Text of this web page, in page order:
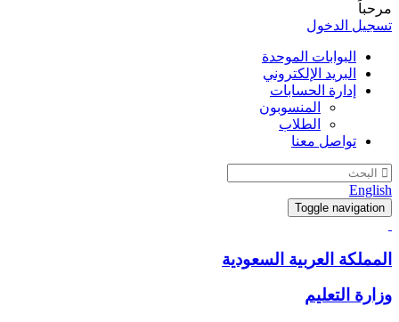
مرحباً
تسجيل الدخول
البوابات الموحدة
البريد الإلكتروني
إدارة الحسابات
المنسوبون
الطلاب
تواصل معنا
English
Toggle navigation
المملكة العربية السعودية
وزارة التعليم